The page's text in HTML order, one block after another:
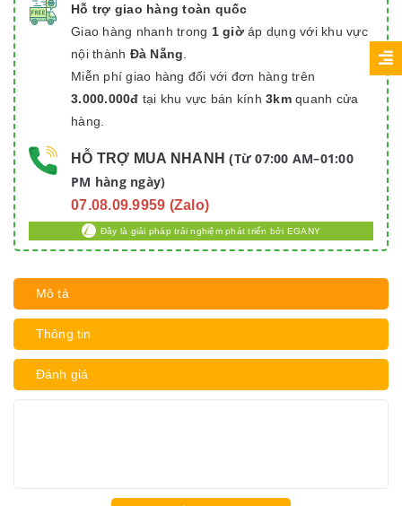
Hỗ trợ giao hàng toàn quốc
Giao hàng nhanh trong 1 giờáp dụng với khu vực
nội thành Đà Nẵng
Miễn phí giao hàng đối với đơn hàng trên
3.000.000đ tại khu vực bán kính 3kmquanh cửa
hàng.
HỖ TRỢ MUA NHANH (Từ 07:00 AM–01:00
PM hàng ngày)
07.08.09.9959 (Zalo)
Đây là giải pháp trải nghiệm phát triển bởi EGANY
Mô tả
Thông tin
Đánh giá